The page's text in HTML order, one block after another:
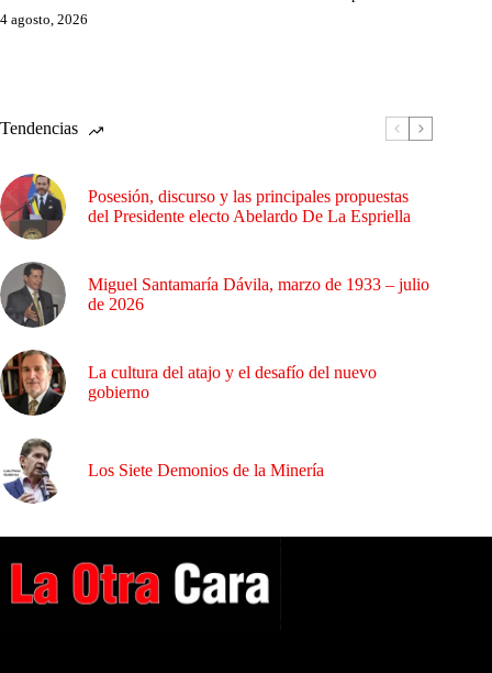
4 agosto, 2026
Tendencias
Posesión, discurso y las principales propuestas
del Presidente electo Abelardo De La Espriella
Miguel Santamaría Dávila, marzo de 1933 – julio
de 2026
La cultura del atajo y el desafío del nuevo
gobierno
Los Siete Demonios de la Minería